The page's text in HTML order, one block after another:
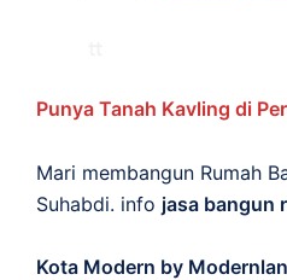
Punya Tanah Kavling di
Mari membangun Rumah
Suhabdi. info jasa bangun
Kota Modern by